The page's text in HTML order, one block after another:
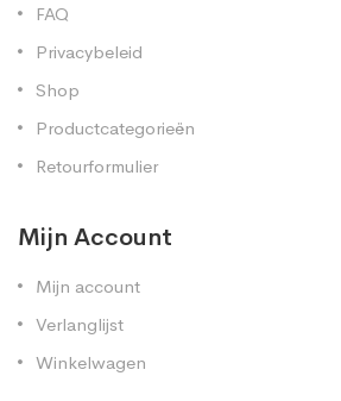
FAQ
Privacybeleid
Shop
Productcategorieën
Retourformulier
Mijn Account
Mijn account
Verlanglijst
Winkelwagen